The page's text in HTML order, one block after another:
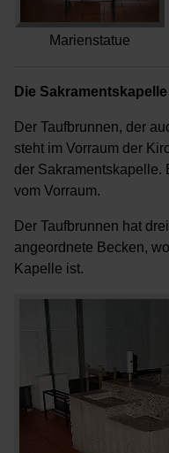
Marienstatue
Die
Der Taufbrunnen, der
steht im Vorraum der
der Sakramentskapelle.
vom Vorraum.
Der Taufbrunnen hat
angeordnete Becken,
Kapelle ist.